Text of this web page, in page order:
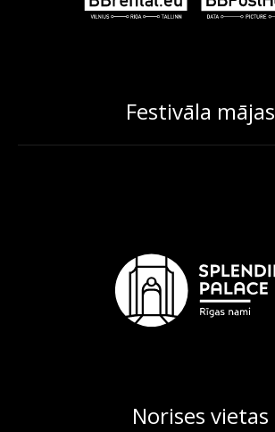
Festivāla mājas
Norises vietas